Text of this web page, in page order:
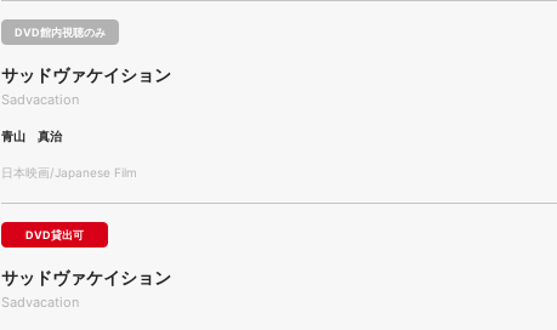
DVD館内視聴のみ
サッドヴァケイション
Sadvacation
青山 真治
日本映画/Japanese Film
DVD貸出可
サッドヴァケイション
Sadvacation